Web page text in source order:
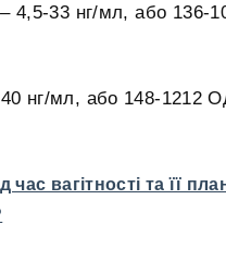
4,5-33 нг/мл, або 136-
нг/мл, або 148-1212
час вагітності та її